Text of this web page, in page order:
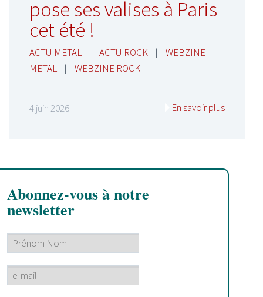
pose ses valises à Paris
cet été !
ACTU METAL | ACTU ROCK |
WEBZINE
METAL
| WEBZINE ROCK
4 juin 2026 En savoir plus
Abonnez-vous à notre
newsletter